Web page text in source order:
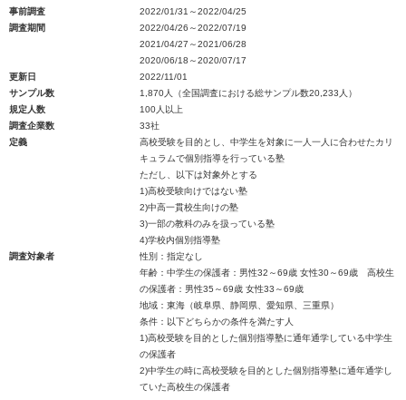
事前調査
2022/01/31～2022/04/25
調査期間
2022/04/26～2022/07/19
2021/04/27～2021/06/28
2020/06/18～2020/07/17
更新日
2022/11/01
サンプル数
1,870人（全国調査における総サンプル数20,233人）
規定人数
100人以上
調査企業数
33社
定義
高校受験を目的とし、中学生を対象に一人一人に合わせたカリ
キュラムで個別指導を行っている塾
ただし、以下は対象外とする
1)高校受験向けではない塾
2)中高一貫校生向けの塾
3)一部の教科のみを扱っている塾
4)学校内個別指導塾
調査対象者
性別：指定なし
年齢：中学生の保護者：男性32～69歳 女性30～69歳 高校生
の保護者：男性35～69歳 女性33～69歳
地域：東海（岐阜県、静岡県、愛知県、三重県）
条件：以下どちらかの条件を満たす人
1)高校受験を目的とした個別指導塾に通年通学している中学生
の保護者
2)中学生の時に高校受験を目的とした個別指導塾に通年通学し
ていた高校生の保護者